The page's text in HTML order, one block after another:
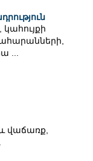
...
վաճառք,